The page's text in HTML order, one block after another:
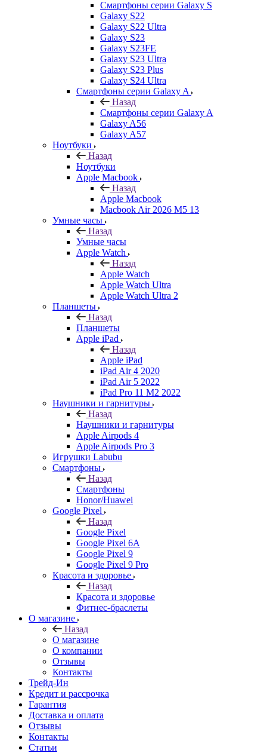
Смартфоны серии Galaxy S
Galaxy S22
Galaxy S22 Ultra
Galaxy S23
Galaxy S23FE
Galaxy S23 Ultra
Galaxy S23 Plus
Galaxy S24 Ultra
Смартфоны серии Galaxy A
Назад
Смартфоны серии Galaxy A
Galaxy A56
Galaxy A57
Ноутбуки
Назад
Ноутбуки
Apple Macbook
Назад
Apple Macbook
Macbook Air 2026 M5 13
Умные часы
Назад
Умные часы
Apple Watch
Назад
Apple Watch
Apple Watch Ultra
Apple Watch Ultra 2
Планшеты
Назад
Планшеты
Apple iPad
Назад
Apple iPad
iPad Air 4 2020
iPad Air 5 2022
iPad Pro 11 M2 2022
Наушники и гарнитуры
Назад
Наушники и гарнитуры
Apple Airpods 4
Apple Airpods Pro 3
Игрушки Labubu
Смартфоны
Назад
Смартфоны
Honor/Huawei
Google Pixel
Назад
Google Pixel
Google Pixel 6A
Google Pixel 9
Google Pixel 9 Pro
Красота и здоровье
Назад
Красота и здоровье
Фитнес-браслеты
О магазине
Назад
О магазине
О компании
Отзывы
Контакты
Трейд-Ин
Кредит и рассрочка
Гарантия
Доставка и оплата
Отзывы
Контакты
Статьи